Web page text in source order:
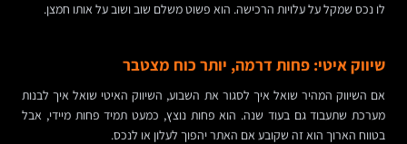
לו נכס שמקל על עלויות הרכישה. הוא פשוט משלם שוב ושוב על אותו חמצן.
שיווק איטי: פחות דרמה, יותר כוח מצטבר
אם השיווק המהיר שואל איך לסגור את השבוע, השיווק האיטי שואל איך לבנות
מערכת שתעבוד גם בעוד שנה. הוא פחות נוצץ, כמעט תמיד פחות מיידי, אבל
בטווח הארוך הוא זה שקובע אם האתר יהפוך לעלון או לנכס.